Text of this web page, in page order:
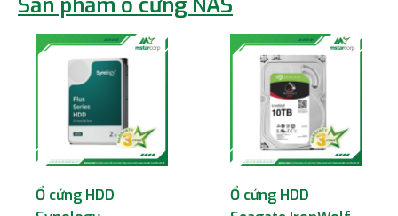
Ổ cứng HDD
Ổ cứng HDD